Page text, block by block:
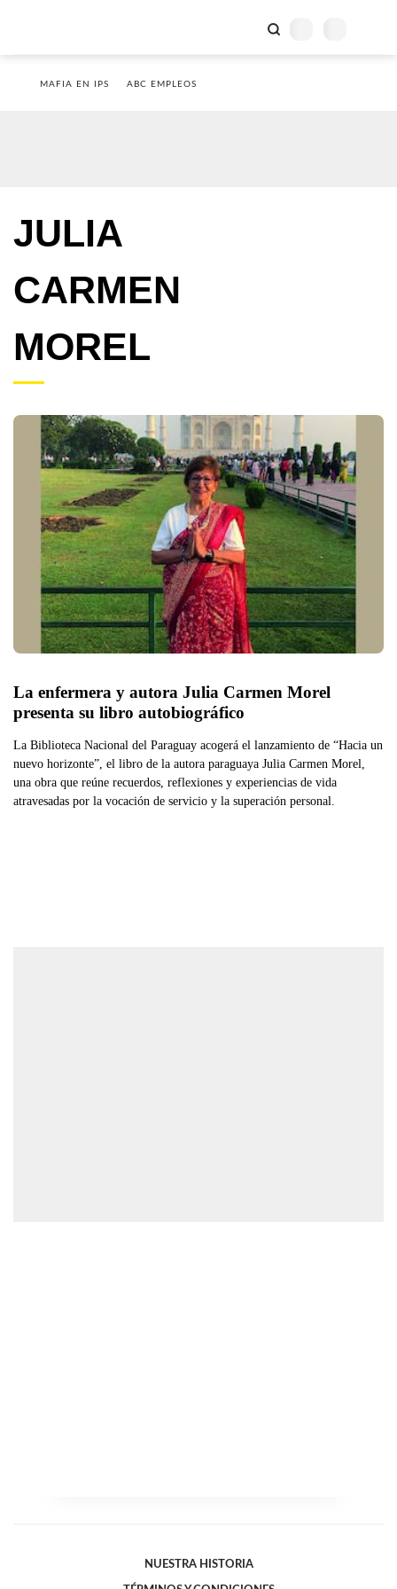
MAFIA EN IPS ABC EMPLEOS
JULIA
CARMEN
MOREL
La enfermera y autora Julia Carmen Morel
presenta su libro autobiográfico
La Biblioteca Nacional del Paraguay acogerá el lanzamiento de “Hacia un
nuevo horizonte”, el libro de la autora paraguaya Julia Carmen Morel,
una obra que reúne recuerdos, reflexiones y experiencias de vida
atravesadas por la vocación de servicio y la superación personal.
NUESTRA HISTORIA